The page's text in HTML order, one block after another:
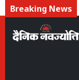
Breaking News